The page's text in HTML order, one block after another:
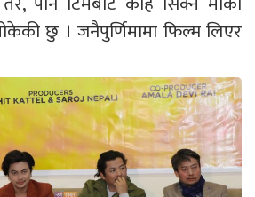
छु । जनैपुर्णिमामा फिल्म लिएर